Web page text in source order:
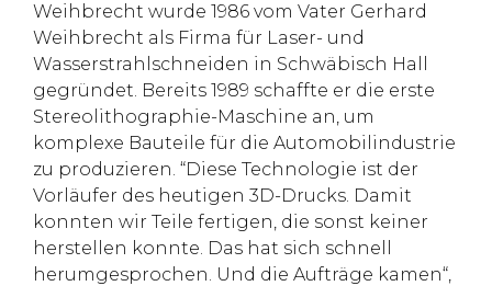
Weihbrecht wurde 1986 vom Vater Gerhard
Weihbrecht als Firma für Laser- und
Wasserstrahlschneiden in Schwäbisch Hall
gegründet. Bereits 1989 schaffte er die erste
Stereolithographie-Maschine an, um
komplexe Bauteile für die Automobilindustrie
zu produzieren. “Diese Technologie ist der
Vorläufer des heutigen 3D-Drucks. Damit
konnten wir Teile fertigen, die sonst keiner
herstellen konnte. Das hat sich schnell
herumgesprochen. Und die Aufträge kamen“,